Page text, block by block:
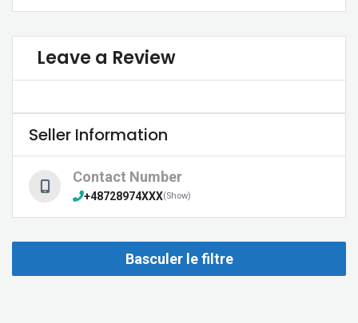
Leave a Review
Seller Information
Contact Number
+48728974XXX(Show)
Basculer le filtre